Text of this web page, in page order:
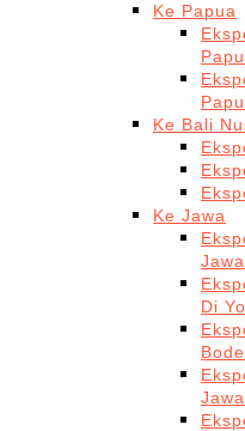
Ke Papua
Ke Bali
Ke Jawa
Di